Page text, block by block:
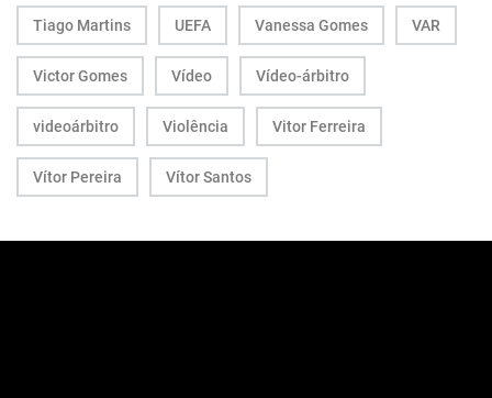
Tiago Martins UEFA Vanessa Gomes VAR
Victor Gomes Vídeo Vídeo-árbitro
videoárbitro Violência Vitor Ferreira
Vítor Pereira Vítor Santos